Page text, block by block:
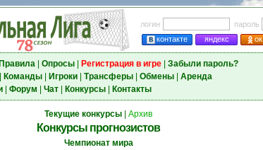
логин
пароль
контакте
яндекс ок
Правила| Опросы| Регистрация в игре| Забыли пароль?
Команды| Игроки| Трансферы| Обмены| Аренда
| Форум Чат| Конкурсы| Контакты
Текущие конкурсы Архив
Конкурсы прогнозистов
Чемпионат мира